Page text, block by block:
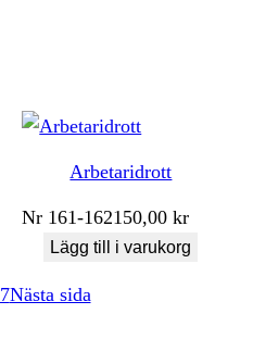
Arbetaridrott
Nr 161-162150,00kr
Lägg till i varukorg
7Nästa sida